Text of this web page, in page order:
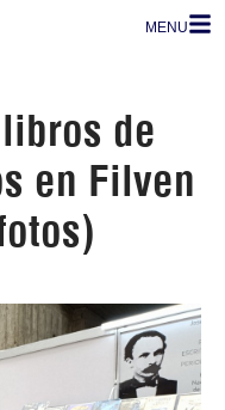
MENU
de
en Filven